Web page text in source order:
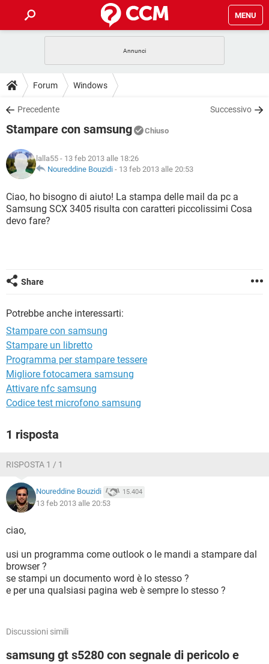
MENU
INTRATTENIMENTO
iOS
INSTAGRAM WHATSAPP
TIKTOK
HARDWARE
GUIDE
COVID-19
INSTAGRAM
TIKTOK
HARDWARE
DOWNLOAD
COVID-19 GAMING
INTRATTENIMENTO
iOS WINDOWS 10
INSTAGRAM WHATSAPP
TIKTOK FACEBOOK
FORUM
COVID-19
INTRATTENIMENTO
iOS WINDOWS 10
INSTAGRAM
GLOSSARIO
COVID-19 GAMING
INTRATTENIMENTO ANDROID
TIKTOK
Forum Windows
Precedente Successivo
Stampare con samsung Chiuso
lalla55 - 13 feb 2013 alle 18:26
Noureddine Bouzidi - 13 feb 2013 alle 20:53
Ciao, ho bisogno di aiuto! La stampa delle mail da pc a
Samsung SCX 3405 risulta con caratteri piccolissimi Cosa
devo fare?
Share
Potrebbe anche interessarti:
Stampare con samsung
Stampare un libretto
Programma per stampare tessere
Migliore fotocamera samsung
Attivare nfc samsung
Codice test microfono samsung
1 risposta
RISPOSTA 1 / 1
Noureddine Bouzidi 15.404
13 feb 2013 alle 20:53
ciao,
usi un programma come outlook o le mandi a stampare dal
browser ?
se stampi un documento word è lo stesso ?
e per una qualsiasi pagina web è sempre lo stesso ?
Discussioni simili
samsung gt s5280 con segnale di pericolo e